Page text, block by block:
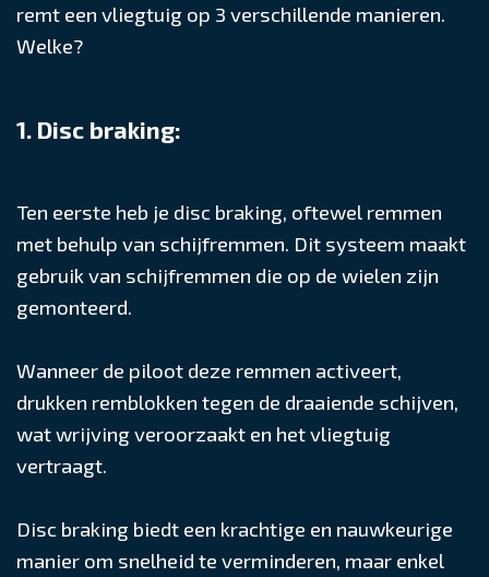
remt een vliegtuig op 3 verschillende manieren.
Welke?
1. Disc braking:
Ten eerste heb je disc braking, oftewel remmen
met behulp van schijfremmen. Dit systeem maakt
gebruik van schijfremmen die op de wielen zijn
gemonteerd.
Wanneer de piloot deze remmen activeert,
drukken remblokken tegen de draaiende schijven,
wat wrijving veroorzaakt en het vliegtuig
vertraagt.
Disc braking biedt een krachtige en nauwkeurige
manier om snelheid te verminderen, maar enkel